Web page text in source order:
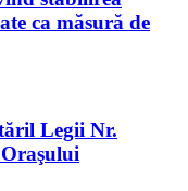
ca măsură de
Legii Nr.